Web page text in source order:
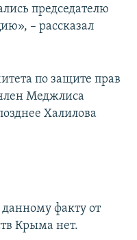
председателю
– рассказал
по защите прав
Меджлиса
Халилова
факту от
Крыма нет.